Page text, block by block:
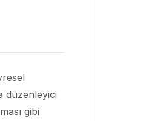
düzenleyici
gibi